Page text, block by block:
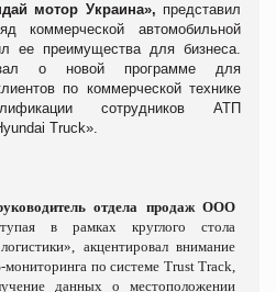
мотор Украина», представил
коммерческой автомобильной
ее преимущества для бизнеса.
о новой программе для
по коммерческой технике
сотрудников АТП
Truck».
отдела продаж ООО
в рамках круглого стола
акцентировал внимание
-мониторинга по системе Trust Track,
данных о местоположении